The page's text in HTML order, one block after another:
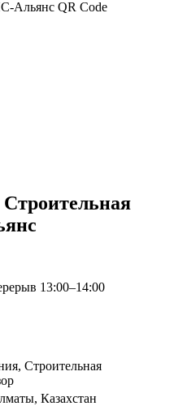
13:00–14:00
Строительная
Казахстан